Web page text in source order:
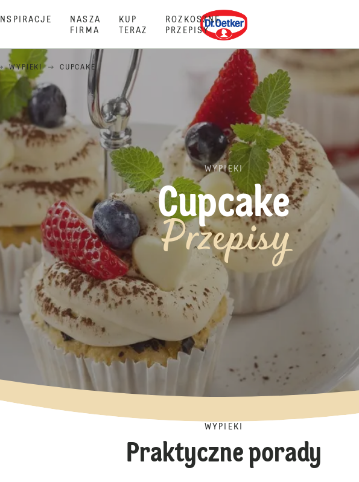
INSPIRACJE
NASZA
FIRMA
KUP
TERAZ
ROZKOSZNE
PRZEPISY
Dr. Oetker
WYPIEKI CUPCAKE
WYPIEKI
Cupcake
Przepisy
WYPIEKI
Praktyczne porady